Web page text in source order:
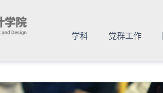
学科 党群工作